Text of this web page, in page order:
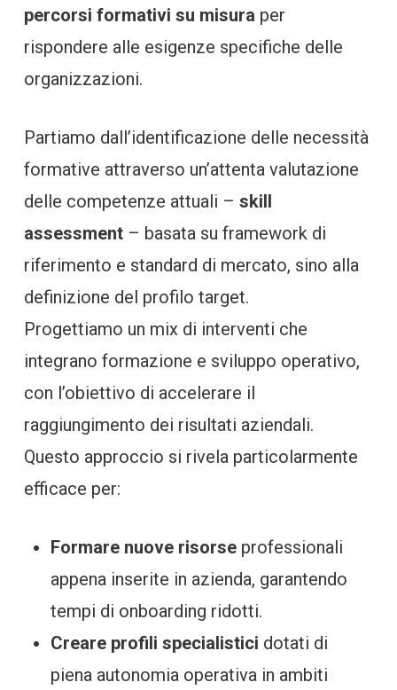
percorsi formativi su misura per
rispondere alle esigenze specifiche delle
organizzazioni.
Partiamo dall’identificazione delle necessità
formative attraverso un’attenta valutazione
delle competenze attuali – skill
assessment– basata su framework di
riferimento e standard di mercato, sino alla
definizione del profilo target.
Progettiamo un mix di interventi che
integrano formazione e sviluppo operativo,
con l’obiettivo di accelerare il
raggiungimento dei risultati aziendali.
Questo approccio si rivela particolarmente
efficace per:
Formare nuove risorseprofessionali
appena inserite in azienda, garantendo
tempi di onboarding ridotti.
Creare profili specialistici dotati di
piena autonomia operativa in ambiti